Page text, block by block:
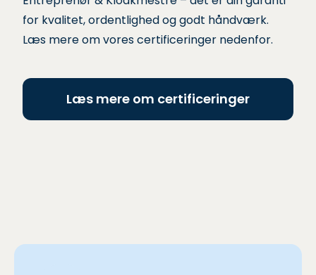
for kvalitet, ordentlighed og godt håndværk.
Læs mere om vores certificeringer nedenfor.
Læs mere om certificeringer